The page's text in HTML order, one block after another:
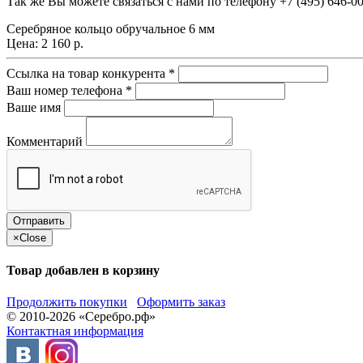
Серебряное кольцо обручальное 6 мм
Цена: 2 160 р.
Ссылка на товар конкурента *
Ваш номер телефона *
Ваше имя
Комментарий
×Close
Товар добавлен в корзину
Продолжить покупки
Оформить заказ
© 2010-2026 «Серебро.рф»
Контактная информация